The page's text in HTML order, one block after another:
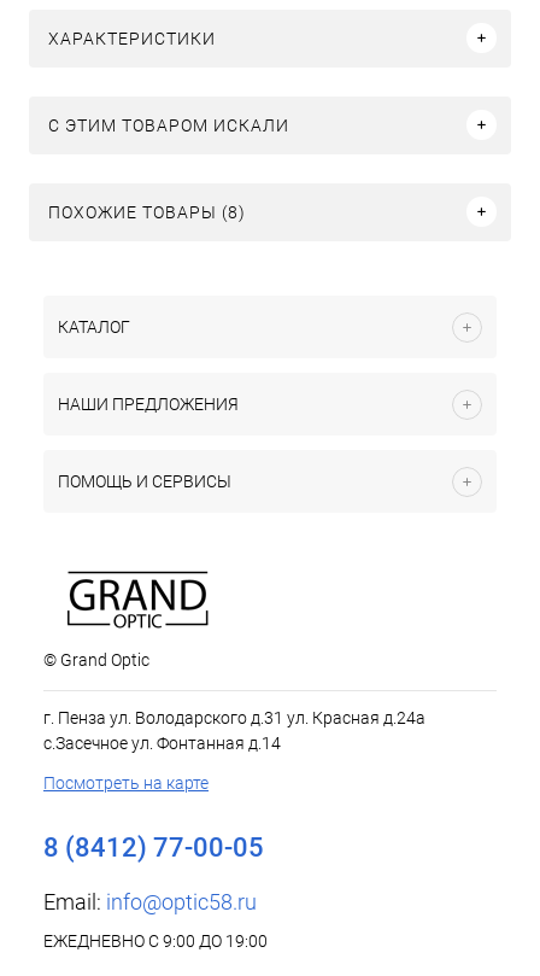
ХАРАКТЕРИСТИКИ
C ЭТИМ ТОВАРОМ ИСКАЛИ
ПОХОЖИЕ ТОВАРЫ (8)
КАТАЛОГ
НАШИ ПРЕДЛОЖЕНИЯ
ПОМОЩЬ И СЕРВИСЫ
© Grand Optic
г. Пенза ул. Володарского д.31 ул. Красная д.24а
с.Засечное ул. Фонтанная д.14
Посмотреть на карте
8 (8412) 77-00-05
Email: info@optic58.ru
ЕЖЕДНЕВНО С 9:00 ДО 19:00